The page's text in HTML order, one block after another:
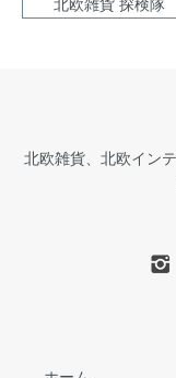
北欧雑貨、北欧イン